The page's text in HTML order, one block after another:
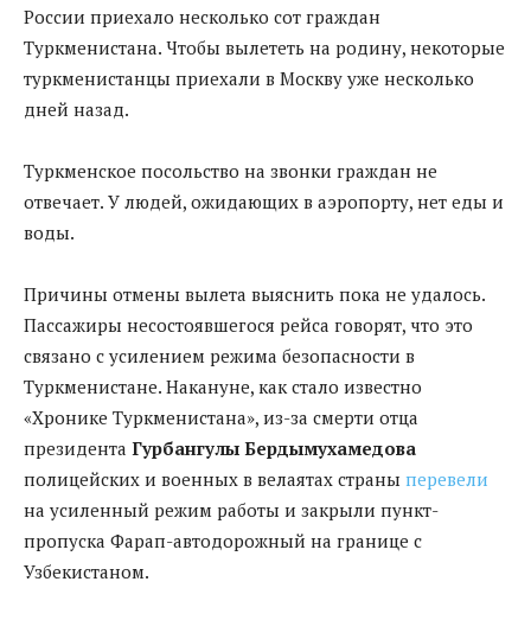
России приехало несколько сот граждан
Туркменистана. Чтобы вылететь на родину, некоторые
туркменистанцы приехали в Москву уже несколько
дней назад.
Туркменское посольство на звонки граждан не
отвечает. У людей, ожидающих в аэропорту, нет еды и
воды.
Причины отмены вылета выяснить пока не удалось.
Пассажиры несостоявшегося рейса говорят, что это
связано с усилением режима безопасности в
Туркменистане. Накануне, как стало известно
«Хронике Туркменистана», из-за смерти отца
президента Гурбангулы Бердымухамедова
полицейских и военных в велаятах страны перевели
на усиленный режим работы и закрыли пункт-
пропуска Фарап-автодорожный на границе с
Узбекистаном.